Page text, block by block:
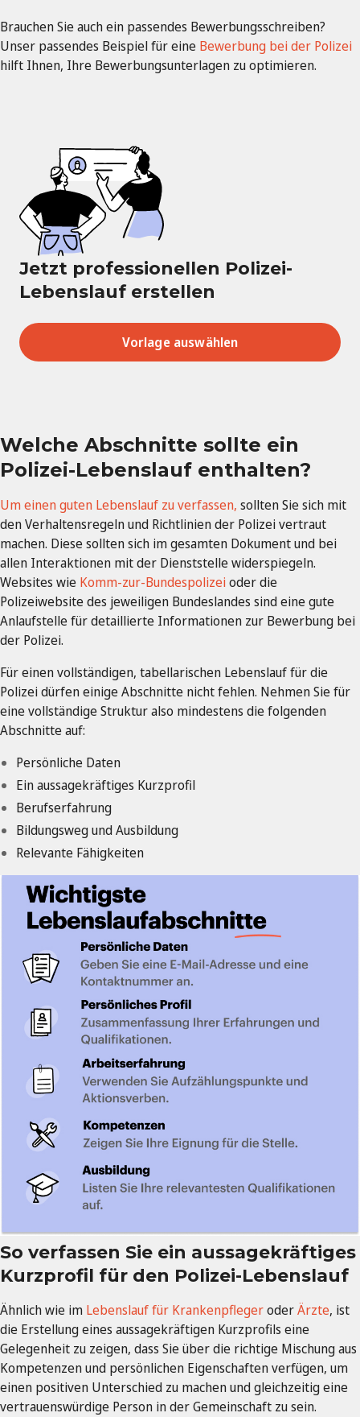
Brauchen Sie auch ein passendes Bewerbungsschreiben?
Unser passendes Beispiel für eine Bewerbung bei der Polizei
hilft Ihnen, Ihre Bewerbungsunterlagen zu optimieren.
Jetzt professionellen Polizei-
Lebenslauf erstellen
Vorlage auswählen
Welche Abschnitte sollte ein
Polizei-Lebenslauf enthalten?
Um einen guten Lebenslauf zu verfassen, sollten Sie sich mit
den Verhaltensregeln und Richtlinien der Polizei vertraut
machen. Diese sollten sich im gesamten Dokument und bei
allen Interaktionen mit der Dienststelle widerspiegeln.
Websites wie Komm-zur-Bundespolizeioder die
Polizeiwebsite des jeweiligen Bundeslandes sind eine gute
Anlaufstelle für detaillierte Informationen zur Bewerbung bei
der Polizei.
Für einen vollständigen, tabellarischen Lebenslauf für die
Polizei dürfen einige Abschnitte nicht fehlen. Nehmen Sie für
eine vollständige Struktur also mindestens die folgenden
Abschnitte auf:
Persönliche Daten
Ein aussagekräftiges Kurzprofil
Berufserfahrung
Bildungsweg und Ausbildung
Relevante Fähigkeiten
So verfassen Sie ein aussagekräftiges
Kurzprofil für den Polizei-Lebenslauf
Ähnlich wie im Lebenslauf für KrankenpflegeroderÄrzte, ist
die Erstellung eines aussagekräftigen Kurzprofils eine
Gelegenheit zu zeigen, dass Sie über die richtige Mischung aus
Kompetenzen und persönlichen Eigenschaften verfügen, um
einen positiven Unterschied zu machen und gleichzeitig eine
vertrauenswürdige Person in der Gemeinschaft zu sein.